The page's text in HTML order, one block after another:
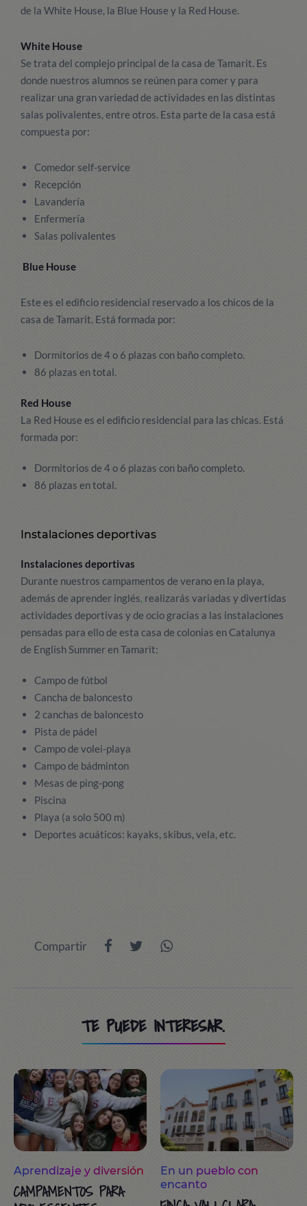
de la White House, la Blue House y la Red House.
White House
Se trata del complejo principal de la casa de Tamarit. Es
donde nuestros alumnos se reúnen para comer y para
realizar una gran variedad de actividades en las distintas
salas polivalentes, entre otros. Esta parte de la casa está
compuesta por:
Comedor self-service
Recepción
Lavandería
Enfermería
Salas polivalentes
Blue House
Este es el edificio residencial reservado a los chicos de la
casa de Tamarit. Está formada por:
Dormitorios de 4 o 6 plazas con baño completo.
86 plazas en total.
Red House
La Red House es el edificio residencial para las chicas. Está
formada por:
Dormitorios de 4 o 6 plazas con baño completo.
86 plazas en total.
Instalaciones deportivas
Instalaciones deportivas
Durante nuestros campamentos de verano en la playa,
además de aprender inglés, realizarás variadas y divertidas
actividades deportivas y de ocio gracias a las instalaciones
pensadas para ello de esta casa de colonias en Catalunya
de English Summer en Tamarit:
Campo de fútbol
Cancha de baloncesto
2 canchas de baloncesto
Pista de pádel
Campo de volei-playa
Campo de bádminton
Mesas de ping-pong
Piscina
Playa (a solo 500 m)
Deportes acuáticos: kayaks, skibus, vela, etc.
Compartir
TE PUEDE INTERESAR.
Aprendizaje y diversión
CAMPAMENTOS PARA
En un pueblo con
encanto